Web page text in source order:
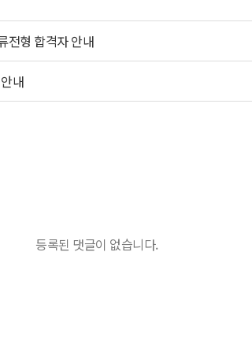
전형 합격자 안내
내
등록된 댓글이 없습니다.